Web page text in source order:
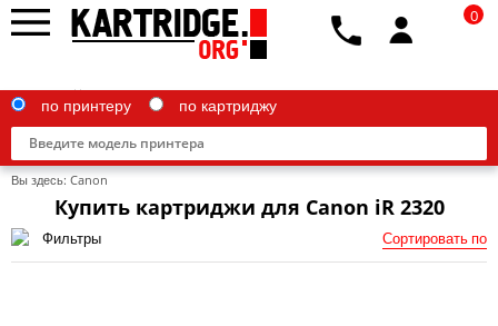
по принтеру по картриджу
0
Вы здесь: Canon
Купить картриджи для Canon iR 2320
Фильтры Сортировать по